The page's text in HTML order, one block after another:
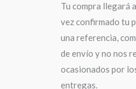
Tu compra llegará
vez confirmado tu
una referencia,
de envío y no nos
ocasionados por
entregas.